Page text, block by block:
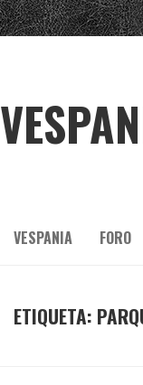
VESPANIA FORO
ETIQUETA: